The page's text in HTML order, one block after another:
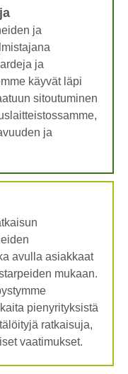
ja
ja
käyvät läpi
sitoutuminen
ja
avulla asiakkaat
mukaan.
pienyrityksistä
ratkaisuja,
vaatimukset.